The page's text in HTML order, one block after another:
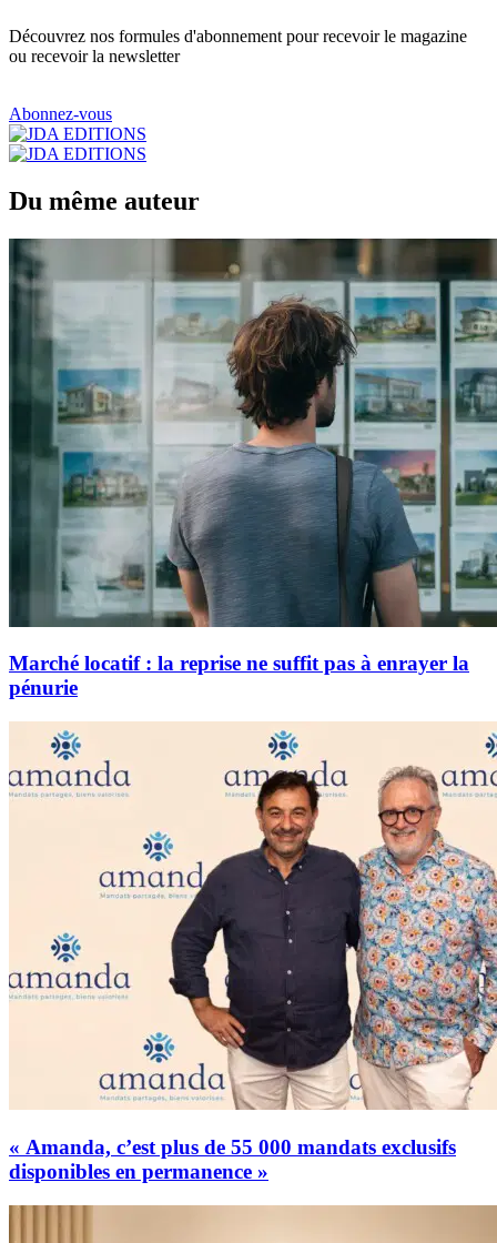
Découvrez nos formules d'abonnement pour recevoir le magazine
ou recevoir la newsletter
Abonnez-vous
Du même auteur
Marché locatif : la reprise ne suffit pas à enrayer la
pénurie
« Amanda, c’est plus de 55 000 mandats exclusifs
disponibles en permanence »